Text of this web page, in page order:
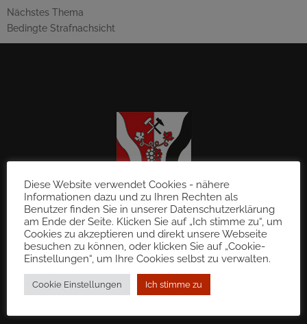
Nächstes Thema
Bedingte Strafnachsicht
Gemeinde St. Martin im Sulmtal
8543 Sulb 72
Tel.: 03465 70 50
Diese Website verwendet Cookies - nähere
Informationen dazu und zu Ihren Rechten als
Benutzer finden Sie in unserer Datenschutzerklärung
am Ende der Seite. Klicken Sie auf „Ich stimme zu“, um
Cookies zu akzeptieren und direkt unsere Webseite
besuchen zu können, oder klicken Sie auf „Cookie-
Einstellungen“, um Ihre Cookies selbst zu verwalten.
Cookie Einstellungen Ich stimme zu